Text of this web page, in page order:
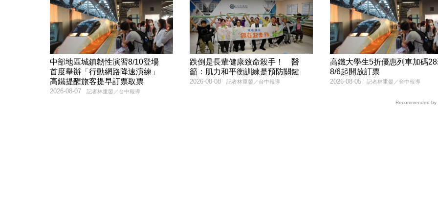
中部地區城鎮韌性演習8/10登場
首度舉辦「行動網路降速演練」
高鐵提醒旅客提早訂票取票
記者林重鎣／台中報導
2026-08-07
跌倒是長輩健康致命殺手！ 醫
籲：肌力和平衡訓練是預防關鍵
記者林重鎣／台中報導
2026-08-08
高鐵大學生5折優惠列車加碼
8/6起開放訂票
記者林重鎣／台中報導
2026-08-05
Recommended by